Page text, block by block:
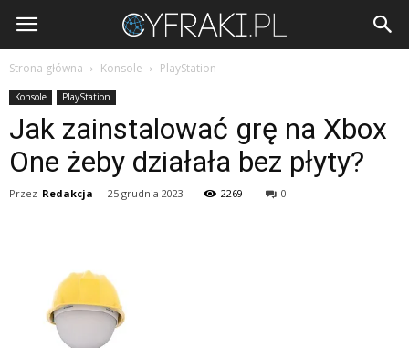
Cyfraki.pl
Strona główna Konsole PlayStation
Konsole PlayStation
Jak zainstalować grę na Xbox
One żeby działała bez płyty?
Przez Redakcja - 25 grudnia 2023 2269 0